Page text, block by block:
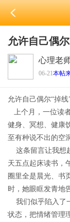
允许自己偶
心理老
06-21本帖
允许自己偶尔“掉
上个月，一位读
健身、冥想、健康
至有种说不出的空
这条留言让我想
天五点起床读书，
圈里全是晨光、书
时，她眼眶发青地
我们似乎陷入了
状态，把情绪管理